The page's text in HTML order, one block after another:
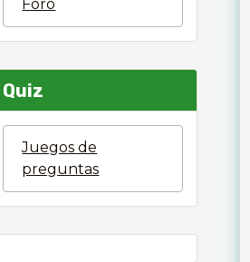
Foro
Quiz
Juegos de
preguntas